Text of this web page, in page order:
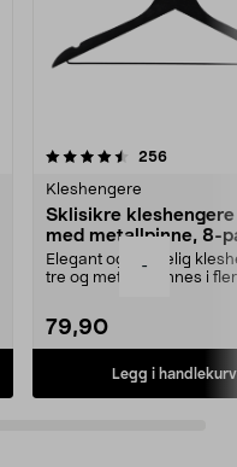
-
256
Kleshengere
Sklisikre
med metallpinne, 8-
Elegant og skikkelig
tre og metall – finnes i
79,90
Legg i handlekurv
4.5av 5 stjerner